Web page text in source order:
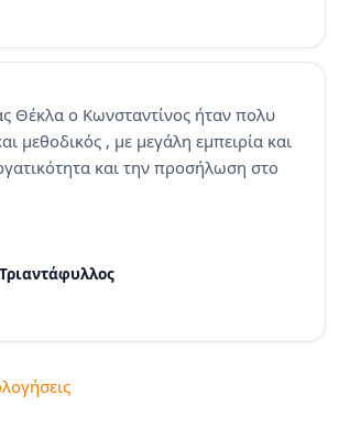
Θέκλα ο Κωνσταντίνος ήταν πολυ
μεθοδικός , με μεγάλη εμπειρία και
και την προσήλωση στο